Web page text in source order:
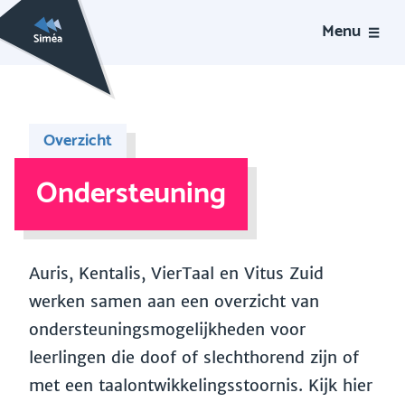
Menu
Overzicht
Ondersteuning
Auris, Kentalis, VierTaal en Vitus Zuid
werken samen aan een overzicht van
ondersteuningsmogelijkheden voor
leerlingen die doof of slechthorend zijn of
met een taalontwikkelingsstoornis. Kijk hier